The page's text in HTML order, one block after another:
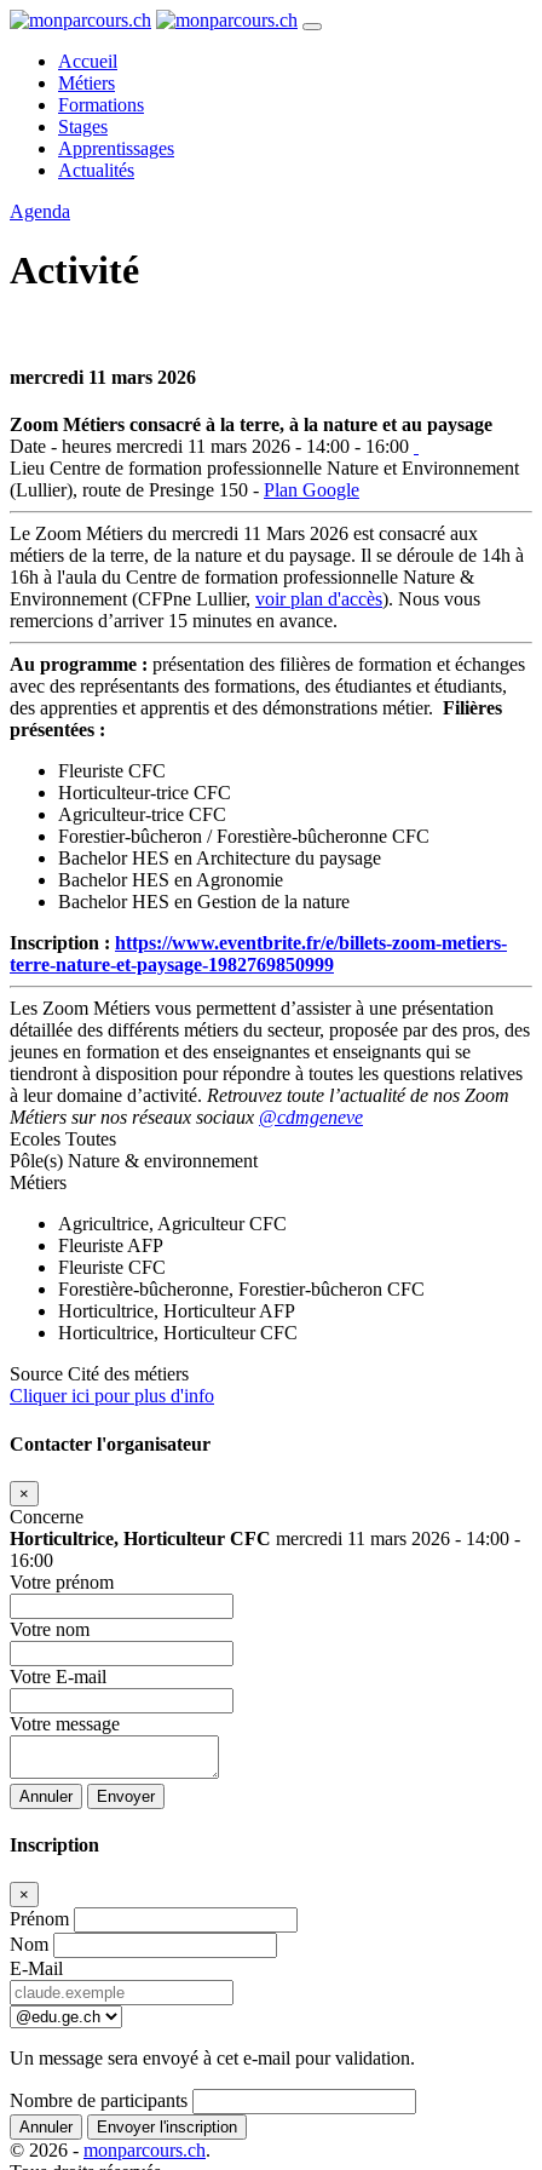
Accueil
Métiers
Formations
Stages
Apprentissages
Actualités
Agenda
Activité
mercredi 11 mars 2026
Zoom Métiers consacré à la terre, à la nature et au paysage
Date - heures mercredi 11 mars 2026 - 14:00 - 16:00
Lieu Centre de formation professionnelle Nature et Environnement
(Lullier), route de Presinge 150 - Plan Google
Le Zoom Métiers du mercredi 11 Mars 2026 est consacré aux
métiers de la terre, de la nature et du paysage. Il se déroule de 14h à
16h à l'aula du Centre de formation professionnelle Nature &
Environnement (CFPne Lullier, voir plan d'accès). Nous vous
remercions d’arriver 15 minutes en avance.
Au programme : présentation des filières de formation et échanges
avec des représentants des formations, des étudiantes et étudiants,
des apprenties et apprentis et des démonstrations métier. Filières
présentées :
Fleuriste CFC
Horticulteur-trice CFC
Agriculteur-trice CFC
Forestier-bûcheron / Forestière-bûcheronne CFC
Bachelor HES en Architecture du paysage
Bachelor HES en Agronomie
Bachelor HES en Gestion de la nature
Inscription : https://www.eventbrite.fr/e/billets-zoom-metiers-
terre-nature-et-paysage-1982769850999
Les Zoom Métiers vous permettent d’assister à une présentation
détaillée des différents métiers du secteur, proposée par des pros, des
jeunes en formation et des enseignantes et enseignants qui se
tiendront à disposition pour répondre à toutes les questions relatives
à leur domaine d’activité. Retrouvez toute l’actualité de nos Zoom
Métiers sur nos réseaux sociaux @cdmgeneve
Ecoles Toutes
Pôle(s) Nature & environnement
Métiers
Agricultrice, Agriculteur CFC
Fleuriste AFP
Fleuriste CFC
Forestière-bûcheronne, Forestier-bûcheron CFC
Horticultrice, Horticulteur AFP
Horticultrice, Horticulteur CFC
Source Cité des métiers
Cliquer ici pour plus d'info
Contacter l'organisateur
×
Concerne
Horticultrice, Horticulteur CFC mercredi 11 mars 2026 - 14:00 -
16:00
Votre prénom
Votre nom
Votre E-mail
Votre message
Annuler Envoyer
Inscription
×
Prénom
Nom
E-Mail
Un message sera envoyé à cet e-mail pour validation.
Nombre de participants
Annuler Envoyer l'inscription
© 2026 - monparcours.ch.